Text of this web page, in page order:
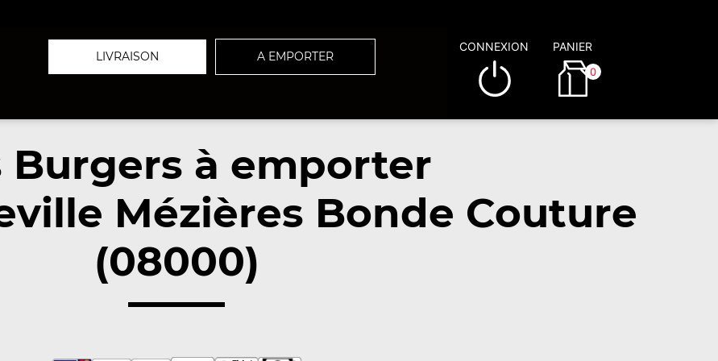
LIVRAISON A EMPORTER
CONNEXION PANIER
0
Burgers à emporter
Mézières Bonde Couture
(08000)